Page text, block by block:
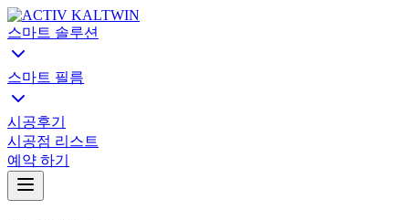
스마트 솔루션
스마트 필름
시공후기
시공점 리스트
예약 하기